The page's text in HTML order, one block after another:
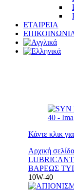
ΕΤΑΙΡΕΙΑ
Κάντε κλικ
Αρχική σελίδα
ΒΑΡΕΩΣ
10W-40